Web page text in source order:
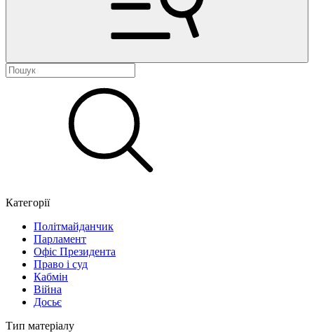
Категорії
Політмайданчик
Парламент
Офіс Президента
Право і суд
Кабмін
Війна
Досьє
Тип матеріалу